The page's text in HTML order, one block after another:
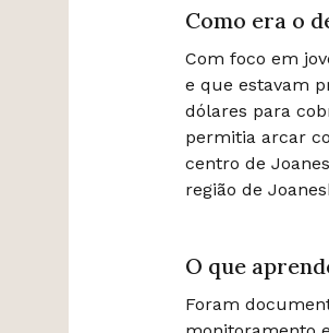
Como era o
Com foco em
e que estavam
dólares para
permitia arcar
centro de
região de
O que
Foram